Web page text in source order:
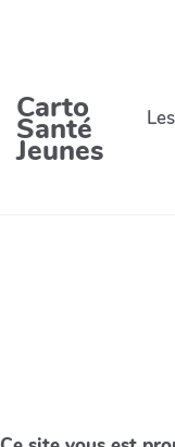
Carto
Santé
Jeunes